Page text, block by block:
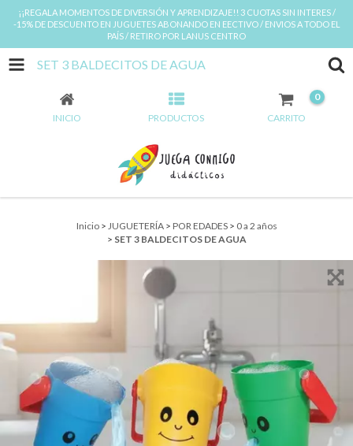
¡¡REGALA MOMENTOS DE DIVERSIÓN Y APRENDIZAJE!! 3 CUOTAS SIN INTERES /
-15% DE DESCUENTO EN JUGUETES ABONANDO EN EECTIVO / ENVIOS A TODO EL
PAÍS / RETIRO POR LANUS CENTRO
SET 3 BALDECITOS DE AGUA
INICIO PRODUCTOS CARRITO
0
Inicio > JUGUETERÍA > POR EDADES > 0 a 2 años
> SET 3 BALDECITOS DE AGUA